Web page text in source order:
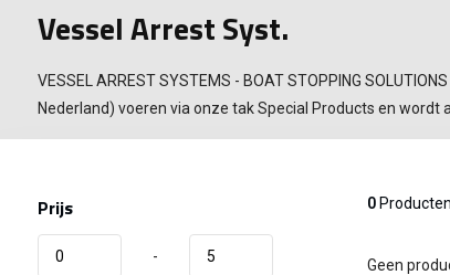
Vessel Arrest Syst.
VESSEL ARREST SYSTEMS - BOAT STOPPING
Nederland) voeren via onze tak Special Products en
Prijs
-
0Producten
Geen